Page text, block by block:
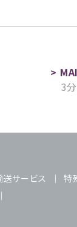
3
サービス
特